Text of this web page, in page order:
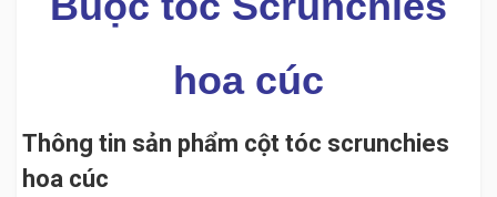
hoa cúc
Thông tin sản phẩm cột tóc scrunchies
hoa cúc